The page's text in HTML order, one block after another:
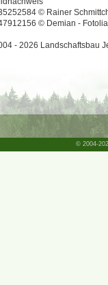
© Rainer
© Demian -
- 2026 Landschaftsbau
© 2004-